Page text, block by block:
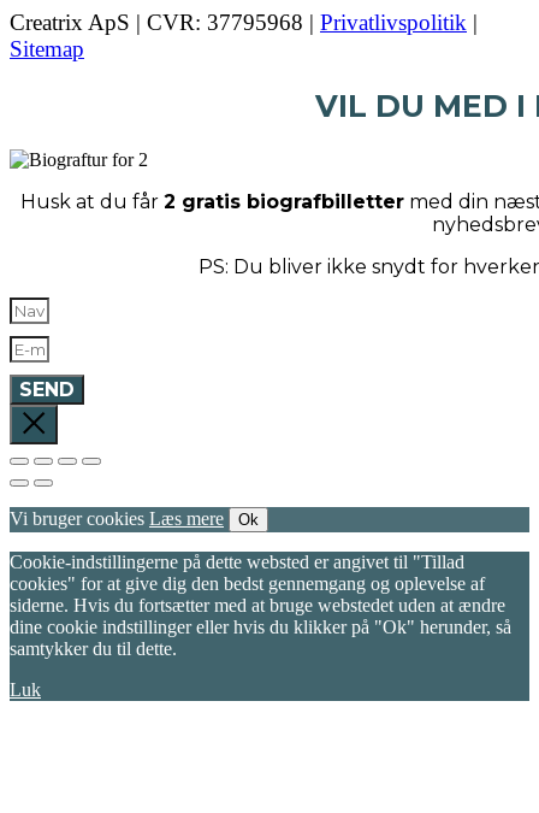
Creatrix ApS | CVR: 37795968 | Privatlivspolitik |
Sitemap
VIL DU MED I
Husk at du får 2 gratis biografbillettermed din
PS: Du bliver ikke snydt for
SEND
Vi bruger cookies Læs mere Ok
Cookie-indstillingerne på dette websted er angivet til "Tillad
cookies" for at give dig den bedst gennemgang og oplevelse af
siderne. Hvis du fortsætter med at bruge webstedet uden at ændre
dine cookie indstillinger eller hvis du klikker på "Ok" herunder, så
samtykker du til dette.
Luk